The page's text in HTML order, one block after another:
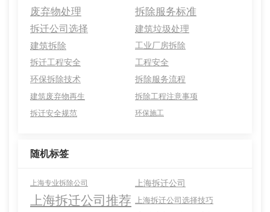
废弃物处理
拆除服务标准
拆迁公司选择
建筑垃圾处理
建筑拆除
工业厂房拆除
拆迁工程安全
工程安全
环保拆除技术
拆除服务流程
建筑废弃物再生
拆除工程注意事项
拆迁安全规范
环保施工
随机标签
上海专业拆除公司 上海拆迁公司
上海拆迁公司推荐 上海拆迁公司选择技巧